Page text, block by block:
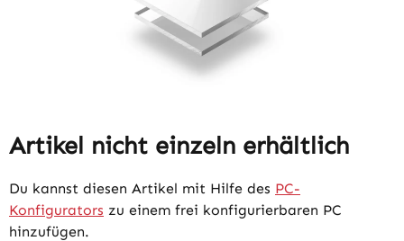
Artikel nicht einzeln erhältlich
Du kannst diesen Artikel mit Hilfe des PC-
Konfigurators zu einem frei konfigurierbaren PC
hinzufügen.